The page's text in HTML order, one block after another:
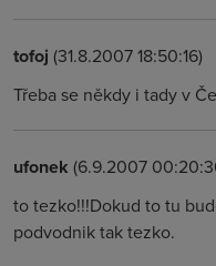
tofoj (31.8.2007 18:50:16)
Třeba se někdy i tady v
ufonek (6.9.2007
to tezko!!!Dokud to tu
podvodnik tak tezko.